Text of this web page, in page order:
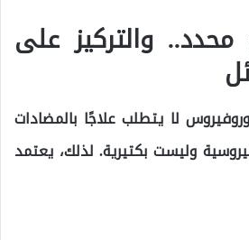
والتركيز على
لا يتطلب علاجًا بالمضادات
وليست بكتيرية. لذلك، يعتمد